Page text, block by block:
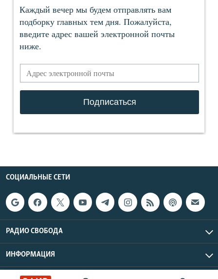
СОЦИАЛЬНЫЕ СЕТИ
РАДИО СВОБОДА
ИНФОРМАЦИЯ